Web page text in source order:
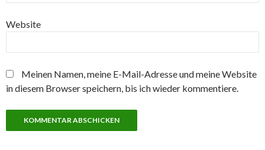
Website
Meinen Namen, meine E-Mail-Adresse und meine Website
in diesem Browser speichern, bis ich wieder kommentiere.